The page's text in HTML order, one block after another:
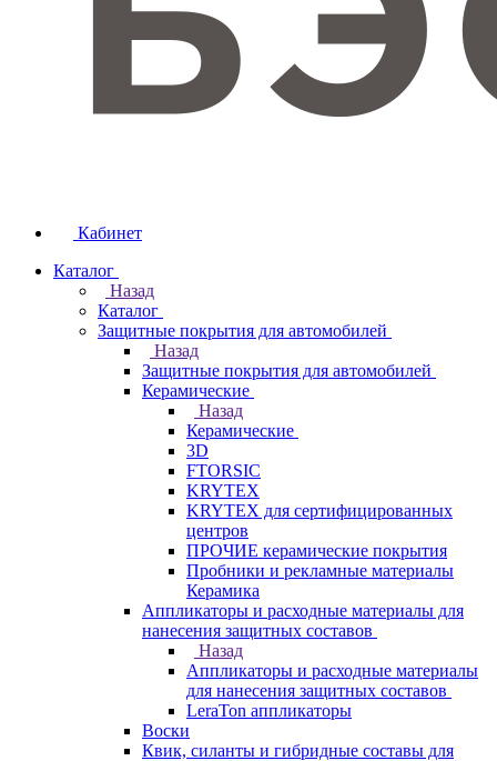
Кабинет
Каталог
Назад
Каталог
Защитные покрытия для автомобилей
Назад
Защитные покрытия для автомобилей
Керамические
Назад
Керамические
3D
FTORSIC
KRYTEX
KRYTEX для сертифицированных
центров
ПРОЧИЕ керамические покрытия
Пробники и рекламные материалы
Керамика
Аппликаторы и расходные материалы для
нанесения защитных составов
Назад
Аппликаторы и расходные материалы
для нанесения защитных составов
LeraTon аппликаторы
Воски
Квик, силанты и гибридные составы для